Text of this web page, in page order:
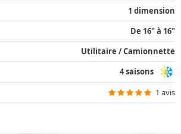
1 dimension
De 16" à 16"
Utilitaire / Camionnette
4 saisons
1 avis